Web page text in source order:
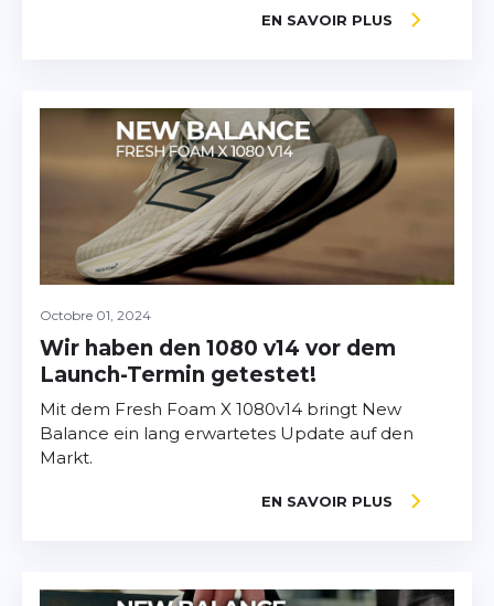
EN SAVOIR PLUS
Octobre 01, 2024
Wir haben den 1080 v14 vor dem
Launch-Termin getestet!
Mit dem Fresh Foam X 1080v14 bringt New
Balance ein lang erwartetes Update auf den
Markt.
EN SAVOIR PLUS